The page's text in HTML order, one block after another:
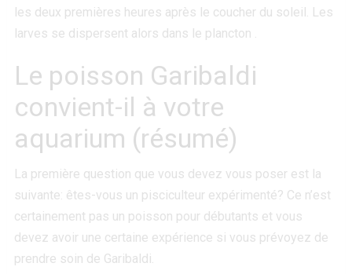
les deux premières heures après le coucher du soleil. Les
larves se dispersent alors dans le plancton .
Le poisson Garibaldi
convient-il à votre
aquarium (résumé)
La première question que vous devez vous poser est la
suivante: êtes-vous un pisciculteur expérimenté? Ce n’est
certainement pas un poisson pour débutants et vous
devez avoir une certaine expérience si vous prévoyez de
prendre soin de Garibaldi.